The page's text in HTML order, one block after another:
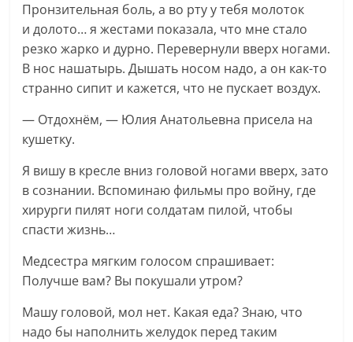
Пронзительная боль, а во рту у тебя молоток
и долото… я жестами показала, что мне стало
резко жарко и дурно. Перевернули вверх ногами.
В нос нашатырь. Дышать носом надо, а он как-то
странно сипит и кажется, что не пускает воздух.
— Отдохнём, — Юлия Анатольевна присела на
кушетку.
Я вишу в кресле вниз головой ногами вверх, зато
в сознании. Вспоминаю фильмы про войну, где
хирурги пилят ноги солдатам пилой, чтобы
спасти жизнь…
Медсестра мягким голосом спрашивает:
Получше вам? Вы покушали утром?
Машу головой, мол нет. Какая еда? Знаю, что
надо бы наполнить желудок перед таким